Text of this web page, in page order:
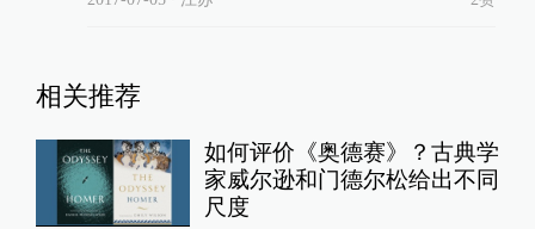
相关推荐
如何评价《奥德赛》？古典学
家威尔逊和门德尔松给出不同
尺度